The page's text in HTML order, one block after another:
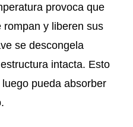
provoca que
rompan y liberen sus
se descongela
intacta. Esto
pueda absorber